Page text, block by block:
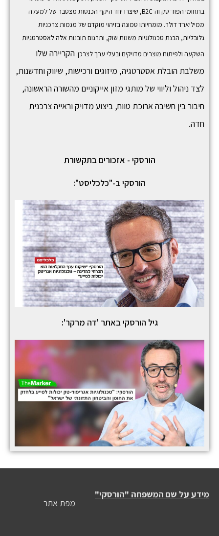
בתחומי הפוד־טק וה־B2C, שיצרו יחד היקף הכנסות מצטבר של למעלה
ממיליארד דולר. מומחיותו טמונה בזיהוי מוקדם של מגמות צרכניות
גלובליות, הבנת טכנולוגיות משנות שוק, ותרגום תובנות אלה לאסטרטגיות
השקעה ולפיתוח מוצרים מדויקים ובעלי ערך לצרכן. הקריירה שלו
משלבת הובלת אסטרטגיה, מיזוגים ורכישות, שיווק וחדשנות,
לצד ניהול וליווי של מותגי מזון אייקוניים מהשורה הראשונה,
חיבור בין חשיבה ארוכת טווח, ביצוע מדויק וראייה צרכנית
חדה.
הורסקי - אזכורים בתקשורת
הורסקי ב-"כלכליסט":
גיל הורסקי באתר 'דה מרקר':
מידע על שם המשפחה "הורסקי"
מפת אתר